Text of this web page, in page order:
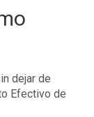
dejar de
Efectivo de